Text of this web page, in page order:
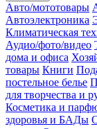
Авто/мототовары
Автоэлектроника
Климатическая
Аудио/фото/видео
дома и офиса
товары Книги
постельное белье
для творчества и
Косметика и
здоровья и БАДы